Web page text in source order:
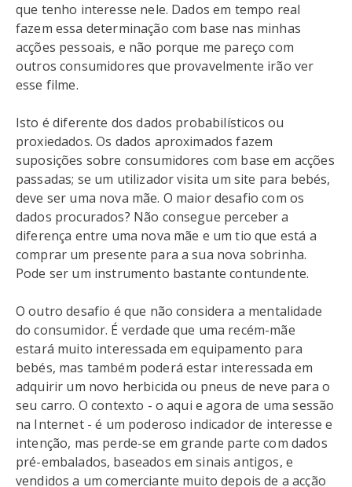
que tenho interesse nele. Dados em tempo real
fazem essa determinação com base nas minhas
acções pessoais, e não porque me pareço com
outros consumidores que provavelmente irão ver
esse filme.
Isto é diferente dos dados probabilísticos ou
proxiedados. Os dados aproximados fazem
suposições sobre consumidores com base em acções
passadas; se um utilizador visita um site para bebés,
deve ser uma nova mãe. O maior desafio com os
dados procurados? Não consegue perceber a
diferença entre uma nova mãe e um tio que está a
comprar um presente para a sua nova sobrinha.
Pode ser um instrumento bastante contundente.
O outro desafio é que não considera a mentalidade
do consumidor. É verdade que uma recém-mãe
estará muito interessada em equipamento para
bebés, mas também poderá estar interessada em
adquirir um novo herbicida ou pneus de neve para o
seu carro. O contexto - o aqui e agora de uma sessão
na Internet - é um poderoso indicador de interesse e
intenção, mas perde-se em grande parte com dados
pré-embalados, baseados em sinais antigos, e
vendidos a um comerciante muito depois de a acção